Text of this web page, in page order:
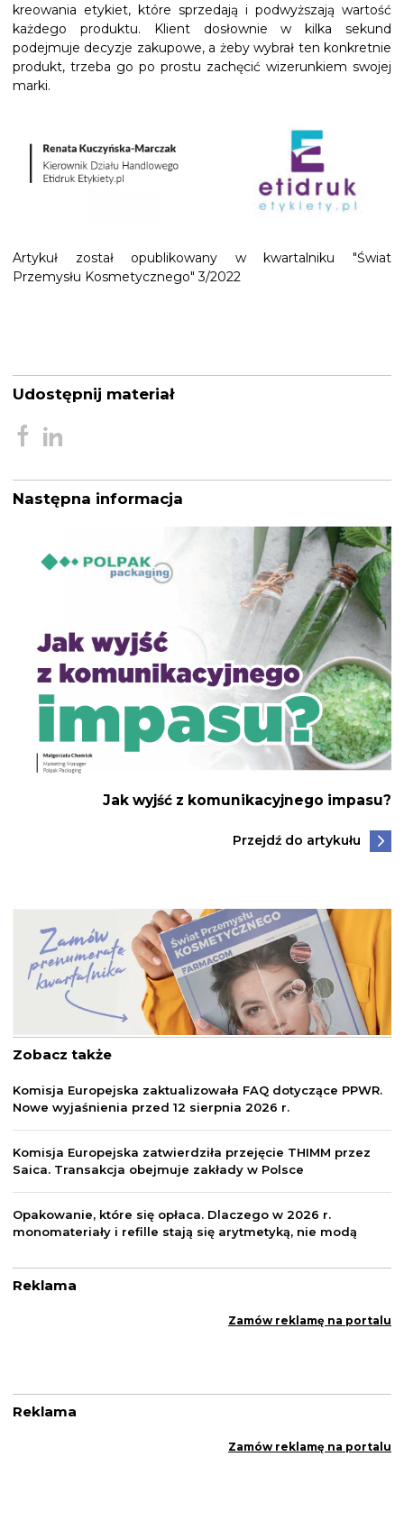
kreowania etykiet, które sprzedają i podwyższają wartość
każdego produktu. Klient dosłownie w kilka sekund
podejmuje decyzje zakupowe, a żeby wybrał ten konkretnie
produkt, trzeba go po prostu zachęcić wizerunkiem swojej
marki.
Artykuł został opublikowany w kwartalniku "Świat
Przemysłu Kosmetycznego" 3/2022
Udostępnij materiał
Następna informacja
wpisu
Przejdź do artykułu
Jak wyjść z komunikacyjnego impasu?
Zobacz także
Komisja Europejska zaktualizowała FAQ dotyczące PPWR.
Nowe wyjaśnienia przed 12 sierpnia 2026 r.
Komisja Europejska zatwierdziła przejęcie THIMM przez
Saica. Transakcja obejmuje zakłady w Polsce
Opakowanie, które się opłaca. Dlaczego w 2026 r.
monomateriały i refille stają się arytmetyką, nie modą
Reklama
Zamów reklamę na portalu
Reklama
Zamów reklamę na portalu